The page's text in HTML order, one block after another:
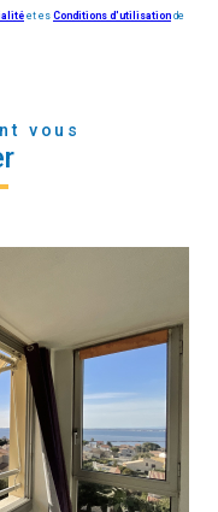
et es Conditions d'utilisation de
vous